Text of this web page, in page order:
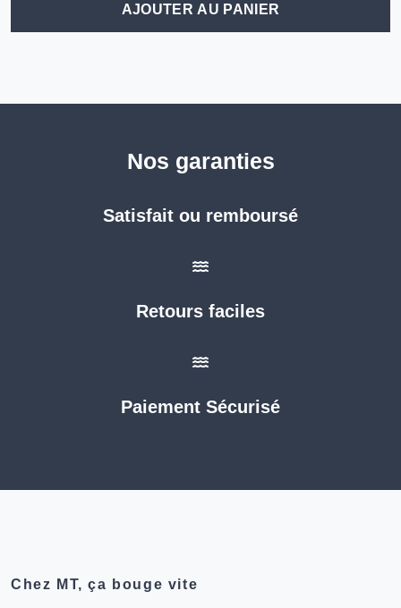
AJOUTER AU PANIER
Nos garanties
Satisfait ou remboursé
Retours faciles
Paiement Sécurisé
Chez MT, ça bouge vite